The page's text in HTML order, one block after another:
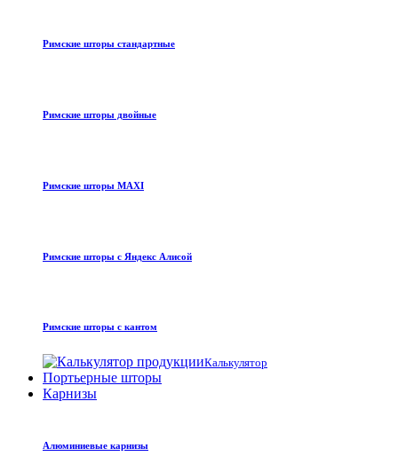
Римские шторы стандартные
Римские шторы двойные
Римские шторы MAXI
Римские шторы с Яндекс Алисой
Римские шторы с кантом
Калькулятор
Портьерные шторы
Карнизы
Алюминиевые карнизы